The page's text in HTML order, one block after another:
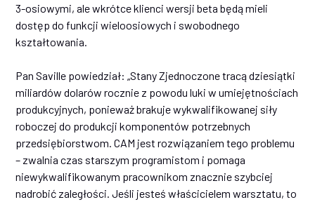
3-osiowymi, ale wkrótce klienci wersji beta będą mieli
dostęp do funkcji wieloosiowych i swobodnego
kształtowania.
Pan Saville powiedział: „Stany Zjednoczone tracą dziesiątki
miliardów dolarów rocznie z powodu luki w umiejętnościach
produkcyjnych, ponieważ brakuje wykwalifikowanej siły
roboczej do produkcji komponentów potrzebnych
przedsiębiorstwom. CAM jest rozwiązaniem tego problemu
– zwalnia czas starszym programistom i pomaga
niewykwalifikowanym pracownikom znacznie szybciej
nadrobić zaległości. Jeśli jesteś właścicielem warsztatu, to